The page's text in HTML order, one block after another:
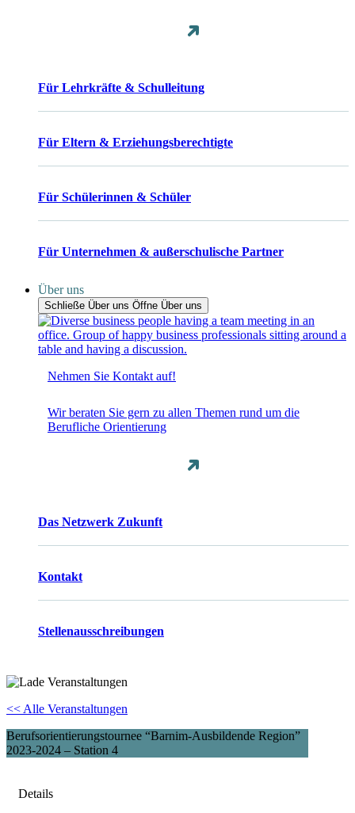
Für Lehrkräfte & Schulleitung
Für Eltern & Erziehungsberechtigte
Für Schülerinnen & Schüler
Für Unternehmen & außerschulische Partner
Über uns
Schließe Über uns Öffne Über uns
Nehmen Sie Kontakt auf!
Wir beraten Sie gern zu allen Themen rund um die
Berufliche Orientierung
Das Netzwerk Zukunft
Kontakt
Stellenausschreibungen
<< Alle Veranstaltungen
Berufsorientierungstournee “Barnim-Ausbildende Region”
2023-2024 – Station 4
Details